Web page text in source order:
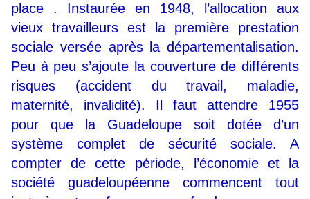
place . Instaurée en 1948, l’allocation aux
vieux travailleurs est la première prestation
sociale versée après la départementalisation.
Peu à peu s’ajoute la couverture de différents
risques (accident du travail, maladie,
maternité, invalidité). Il faut attendre 1955
pour que la Guadeloupe soit dotée d’un
système complet de sécurité sociale. A
compter de cette période, l’économie et la
société guadeloupéenne commencent tout